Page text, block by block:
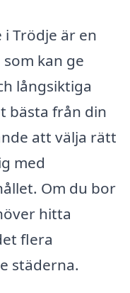
Trödje är en
kan ge
långsiktiga
bästa från din
att välja rätt
med
Om du bor
hitta
flera
städerna.